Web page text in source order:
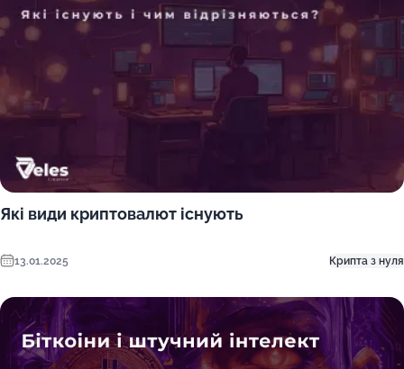
Які види криптовалют існують
13.01.2025 Крипта з нуля